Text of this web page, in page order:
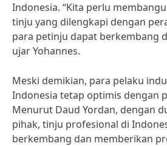
Indonesia. “Kita perlu
tinju yang dilengkapi dengan
para petinju dapat berkembang
ujar Yohannes.
Meski demikian, para pelaku
Indonesia tetap optimis dengan
Menurut Daud Yordan, dengan
pihak, tinju profesional di
berkembang dan memberikan